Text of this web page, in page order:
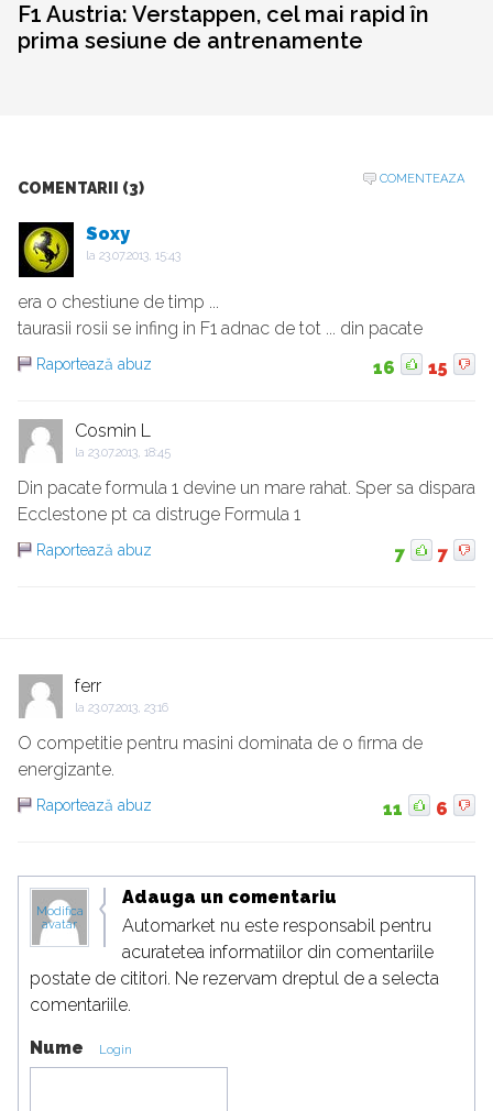
F1 Austria: Verstappen, cel mai rapid în
prima sesiune de antrenamente
COMENTARII (3)
COMENTEAZA
Soxy
la 23.07.2013, 15:43
era o chestiune de timp ...
taurasii rosii se infing in F1 adnac de tot ... din pacate
Raportează abuz 16 15
Cosmin L
la 23.07.2013, 18:45
Din pacate formula 1 devine un mare rahat. Sper sa dispara
Ecclestone pt ca distruge Formula 1
Raportează abuz 7 7
ferr
la 23.07.2013, 23:16
O competitie pentru masini dominata de o firma de
energizante.
Raportează abuz 11 6
Modifica
avatar
Adauga un comentariu
Automarket nu este responsabil pentru
acuratetea informatiilor din comentariile
postate de cititori. Ne rezervam dreptul de a selecta
comentariile.
Nume Login